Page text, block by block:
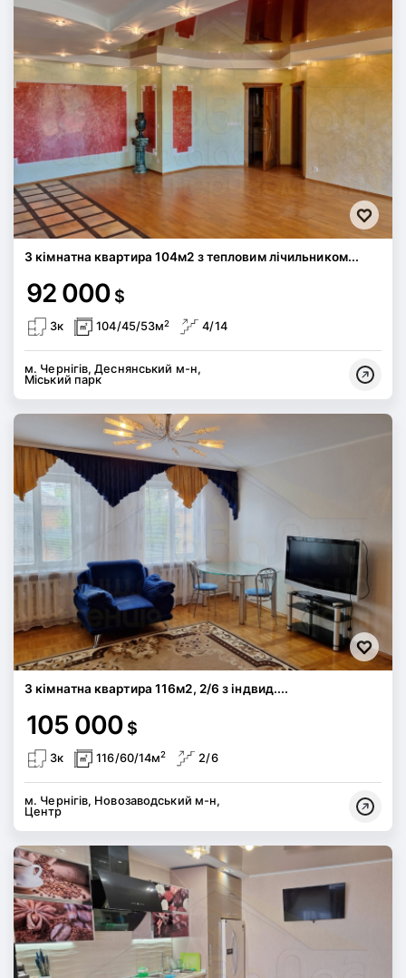
3 кімнатна квартира 104м2 з тепловим лічильником...
92 000 $
3к 104/45/53м2 4/14
м. Чернігів, Деснянський м-н,
Міський парк
3 кімнатна квартира 116м2, 2/6 з індвид....
105 000 $
3к 116/60/14м2 2/6
м. Чернігів, Новозаводський м-н,
Центр